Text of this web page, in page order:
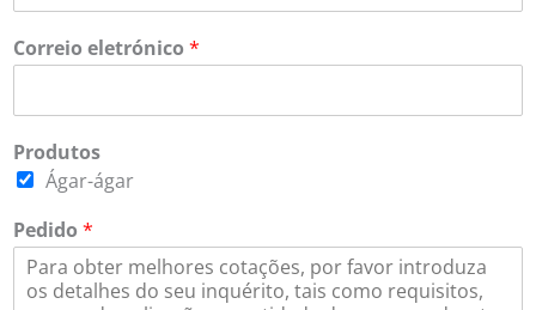
Correio eletrónico *
Produtos
Ágar-ágar
Pedido *